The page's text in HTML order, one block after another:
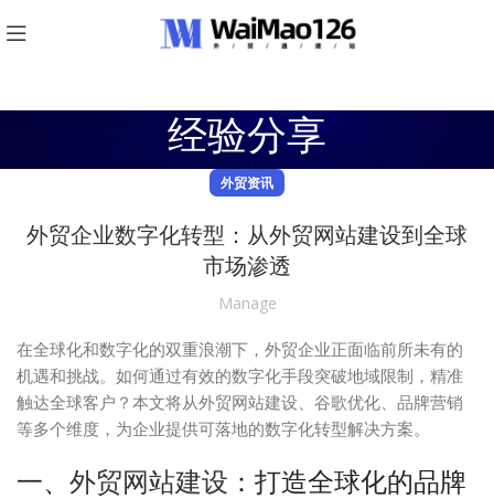
经验分享
外贸资讯
外贸企业数字化转型：从外贸网站建设到全球
市场渗透
Manage
在全球化和数字化的双重浪潮下，外贸企业正面临前所未有的
机遇和挑战。如何通过有效的数字化手段突破地域限制，精准
触达全球客户？本文将从外贸网站建设、谷歌优化、品牌营销
等多个维度，为企业提供可落地的数字化转型解决方案。
一、 外贸网站建设 ：打造全球化的品牌